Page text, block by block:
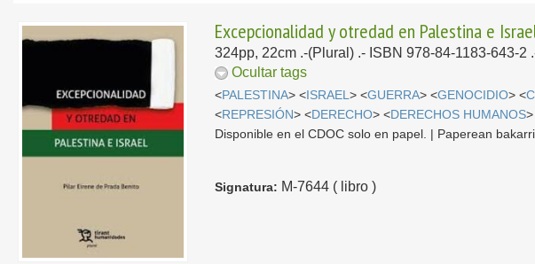
Excepcionalidad y otredad en Palestina e
324pp, 22cm .-(Plural) .- ISBN 978-84-1183-643-2
Ocultar tags
<PALESTINA> < ISRAEL> <GUERRA> <GENOCIDIO> <
<REPRESIÓN> <DERECHO> <DERECHOS HUMANOS
Disponible en el CDOC solo en papel. | Paperean
Signatura: M-7644 ( libro )